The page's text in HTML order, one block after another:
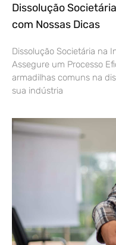
Dissolução
com Nossas Dicas
Dissolução Societária na
Assegure um Processo
armadilhas comuns na
sua indústria